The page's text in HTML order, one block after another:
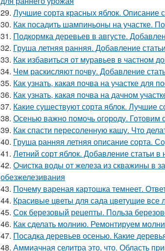
29. Лучшие сорта красных яблок. Описание
30. Как посадить шампиньоны на участке.
31. Подкормка деревьев в августе.
32. Груша летняя ранняя. Добавление
33. Как избавиться от муравьев в частном
34. Чем раскисляют почву. Добавление
35. Как узнать, какая почва на участке для
36. Как узнать, какая почва на дачном
37. Какие существуют сорта яблок. Лучшие
38. Осенью важно помочь огороду. Готовим
39. Как спасти пересоленную кашу. Что
40. Груша ранняя летняя описание сорта.
41. Летний сорт яблок. Добавление статьи
42. Очистка воды от железа из скважины в
обезжелезивания
43. Почему вареная картошка темнеет.
44. Красивые цветы для сада цветущие все
45. Сок березовый рецепты. Польза
46. Как сделать молнию. Ремонтируем
47. Посадка деревьев осенью. Какие
48. Аммиачная селитра это, что. Область